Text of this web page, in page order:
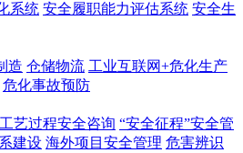
系统 安全履职能力评估系统 安全生
造 仓储物流 工业互联网+危化生产
危化事故预防
工艺过程安全咨询 “安全征程”安全管
建设 海外项目安全管理 危害辨识